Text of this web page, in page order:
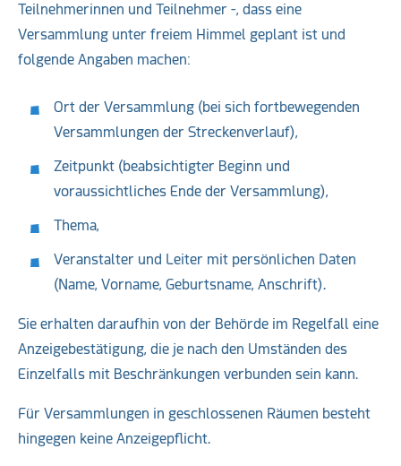
Teilnehmerinnen und Teilnehmer -, dass eine
Versammlung unter freiem Himmel geplant ist und
folgende Angaben machen:
Ort der Versammlung (bei sich fortbewegenden
Versammlungen der Streckenverlauf),
Zeitpunkt (beabsichtigter Beginn und
voraussichtliches Ende der Versammlung),
Thema,
Veranstalter und Leiter mit persönlichen Daten
(Name, Vorname, Geburtsname, Anschrift).
Sie erhalten daraufhin von der Behörde im Regelfall eine
Anzeigebestätigung, die je nach den Umständen des
Einzelfalls mit Beschränkungen verbunden sein kann.
Für Versammlungen in geschlossenen Räumen besteht
hingegen keine Anzeigepflicht.